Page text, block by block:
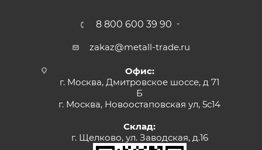
8 800 600 39 90
zakaz@metall-trade.ru
Офис:
г. Москва, Дмитровское шоссе, д 71
Б
г. Москва, Новоостаповская ул, 5с14
Склад:
г. Щелково, ул. Заводская, д.16